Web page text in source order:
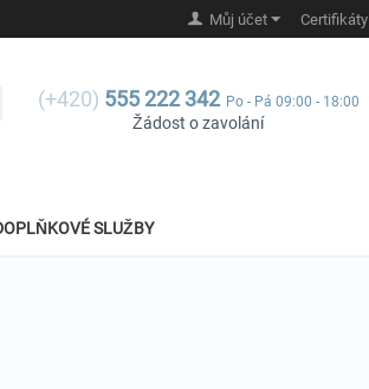
Certifikáty
Můj účet
(+420) 555 222 342 Po - Pá 09:00 - 18:00
Žádost o zavolání
SLUŽBY